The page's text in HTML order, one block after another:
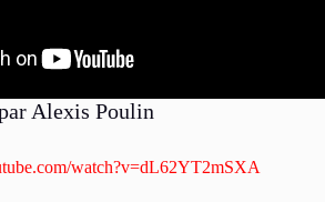
Alexis Poulin
watch?v=dL62YT2mSXA